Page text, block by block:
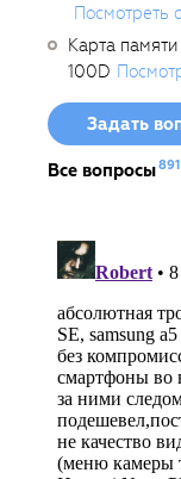
Посмотреть
Карта
100D
Задать
Все вопросы891